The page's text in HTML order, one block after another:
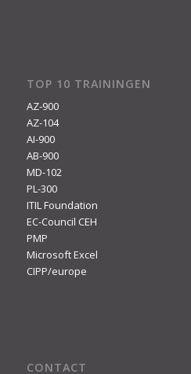
TOP 10 TRAININGEN
AZ-900
AZ-104
AI-900
AB-900
MD-102
PL-300
ITIL Foundation
EC-Council CEH
PMP
Microsoft Excel
CIPP/europe
CONTACT